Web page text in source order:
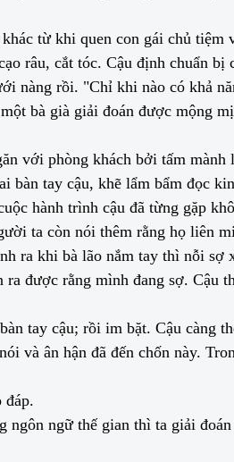
từ khi quen con gái chủ
râu, cắt tóc. Cậu định chuẩn
nàng rồi. "Chỉ khi nào có khả
bà già giải đoán được mộng
với phòng khách bởi tấm
bàn tay cậu, khẽ lẩm bẩm đọc
hành trình cậu đã từng gặp
ta còn nói thêm rằng họ liên
ra khi bà lão nắm tay thì nỗi
được rằng mình đang sợ. Cậu
tay cậu; rồi im bặt. Cậu càng
và ân hận đã đến chốn này.
đáp.
ngữ thế gian thì ta giải